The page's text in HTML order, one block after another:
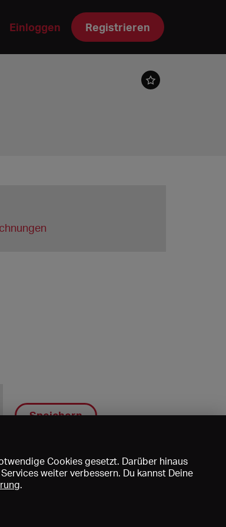
Einloggen Registrieren
Speichern
Cookies gesetzt. Darüber hinaus
weiter verbessern. Du kannst Deine
.